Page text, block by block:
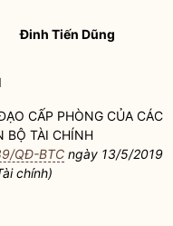
Đinh Tiến Dũng
CẤP PHÒNG CỦA CÁC
BỘ TÀI CHÍNH
QĐ-BTCngày 13/5/2019
chính)